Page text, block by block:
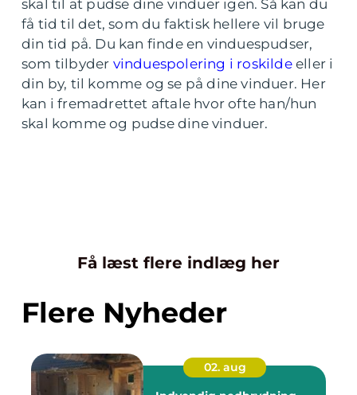
skal til at pudse dine vinduer igen. Så kan du
få tid til det, som du faktisk hellere vil bruge
din tid på. Du kan finde en vinduespudser,
som tilbyder vinduespolering i roskildeeller i
din by, til komme og se på dine vinduer. Her
kan i fremadrettet aftale hvor ofte han/hun
skal komme og pudse dine vinduer.
Få læst flere indlæg her
Flere Nyheder
02. aug